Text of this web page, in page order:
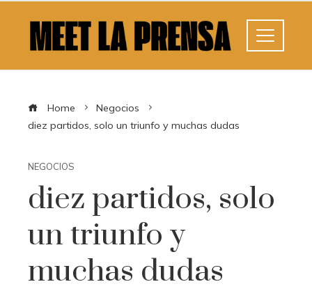
Home
Negocios
diez partidos, solo un triunfo y muchas dudas
NEGOCIOS
diez partidos, solo
un triunfo y
muchas dudas